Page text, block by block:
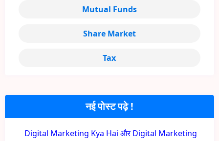
नई पोस्ट पढ़े !
Digital Marketing Kya Hai और Digital Marketing
Mutual Funds
Share Market
Tax